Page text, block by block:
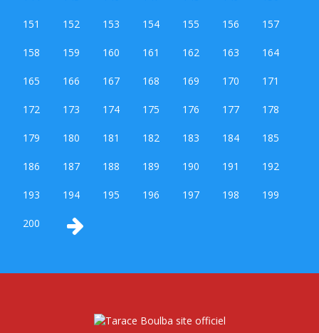
151 152 153 154 155 156 157
158 159 160 161 162 163 164
165 166 167 168 169 170 171
172 173 174 175 176 177 178
179 180 181 182 183 184 185
186 187 188 189 190 191 192
193 194 195 196 197 198 199
200